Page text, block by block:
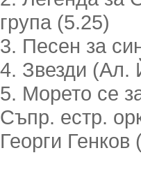
група (5.25)
3. Песен за
4. Звезди
5. Морето се
Съпр. естр.
Георги Генков